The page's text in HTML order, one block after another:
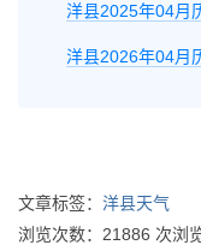
洋县2025年04月
洋县2026年04月
文章标签： 洋县天气
浏览次数： 21886 次浏